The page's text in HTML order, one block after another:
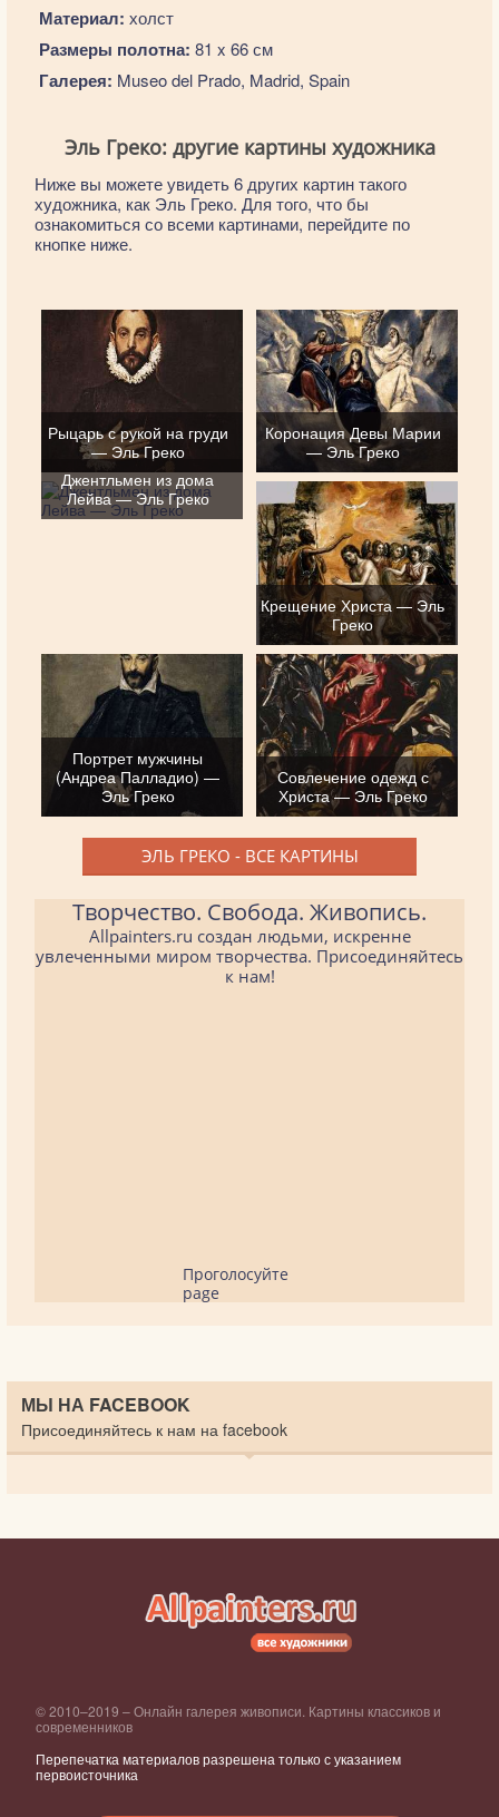
Материал: холст
Размеры полотна: 81 x 66 см
Галерея: Museo del Prado, Madrid, Spain
Эль Греко: другие картины художника
Ниже вы можете увидеть 6 других картин такого
художника, как Эль Греко. Для того, что бы
ознакомиться со всеми картинами, перейдите по
кнопке ниже.
Рыцарь с рукой на груди
— Эль Греко
Коронация Девы Марии
— Эль Греко
Джентльмен из дома
Лейва — Эль Греко
Крещение Христа — Эль
Греко
Портрет мужчины
(Андреа Палладио) —
Эль Греко
Совлечение одежд с
Христа — Эль Греко
ЭЛЬ ГРЕКО - ВСЕ КАРТИНЫ
Творчество. Свобода. Живопись.
Allpainters.ru создан людьми, искренне
увлеченными миром творчества. Присоединяйтесь
к нам!
Проголосуйте
page
МЫ НА FACEBOOK
Присоединяйтесь к нам на facebook
© 2010–2019 – Онлайн галерея живописи. Картины классиков и
современников
Перепечатка материалов разрешена только с указанием
первоисточника